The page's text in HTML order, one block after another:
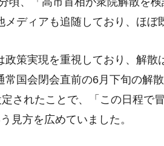
ディアも追随しており、ほぼ
政策実現を重視しており、解
常国会閉会直前の6月下旬の解
されたことで、「この日程で
見方を広めていました。